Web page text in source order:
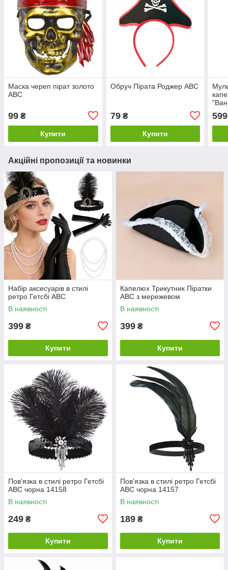
Маска череп пірат золото
ABC
99 ₴
Купити
Обруч Пірата Роджер ABC
79₴
Купити
599
Акційні пропозиції та новинки
Набір аксесуарів в стилі
ретро Гетсбі ABC
В наявності
399 ₴
Купити
Капелюх Трикутник Піратки
ABC з мережевом
В наявності
399 ₴
Купити
Пов'язка в стилі ретро Гетсбі
ABC чорна 14158
В наявності
249 ₴
Купити
Пов'язка в стилі ретро Гетсбі
ABC чорна 14157
В наявності
189 ₴
Купити